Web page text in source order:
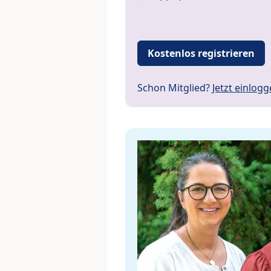
Kostenlos registrieren
Schon Mitglied? Jetzt